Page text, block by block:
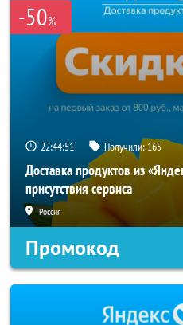
-50%
22:44:50 Получили: 165
Доставка продуктов из
присутствия сервиса
Россия
Промокод